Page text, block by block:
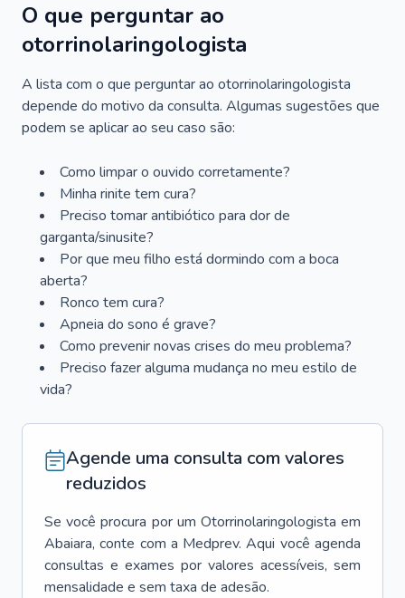
O que perguntar ao
otorrinolaringologista
A lista com o que perguntar ao otorrinolaringologista
depende do motivo da consulta. Algumas sugestões que
podem se aplicar ao seu caso são:
Como limpar o ouvido corretamente?
Minha rinite tem cura?
Preciso tomar antibiótico para dor de
garganta/sinusite?
Por que meu filho está dormindo com a boca
aberta?
Ronco tem cura?
Apneia do sono é grave?
Como prevenir novas crises do meu problema?
Preciso fazer alguma mudança no meu estilo de
vida?
Agende uma consulta com valores
reduzidos
Se você procura por um Otorrinolaringologista em
Abaiara, conte com a Medprev. Aqui você agenda
consultas e exames por valores acessíveis, sem
mensalidade e sem taxa de adesão.